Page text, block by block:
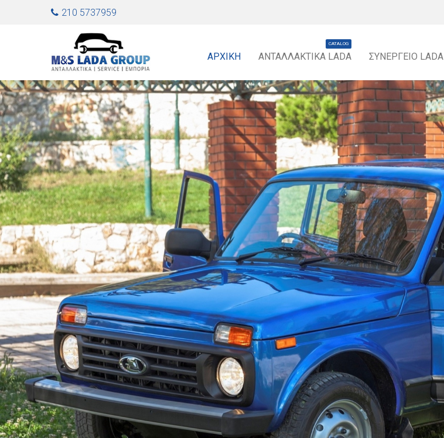
Jump to navigation210 5737959
ΑΡΧΙΚΉ ΑΝΤΑΛΛΑΚΤΙΚΆ LADA
CATALOG
ΣΥΝΕΡΓΕΊΟ LADA